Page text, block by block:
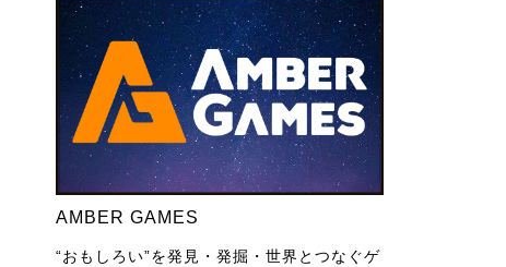
AMBER GAMES
“おもしろい”を発見・発掘・世界とつなぐゲ